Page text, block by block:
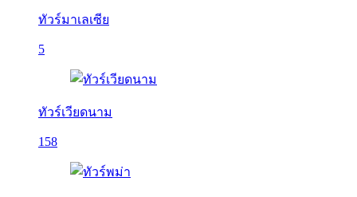
ทัวร์มาเลเซีย
5
ทัวร์เวียดนาม
158